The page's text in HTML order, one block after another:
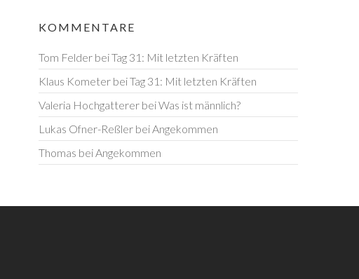
KOMMENTARE
Tom FelderbeiTag 31: Mit letzten Kräften
Klaus KometerbeiTag 31: Mit letzten Kräften
Valeria HochgattererbeiWas ist männlich?
Lukas Ofner-ReßlerbeiAngekommen
Thomas beiAngekommen